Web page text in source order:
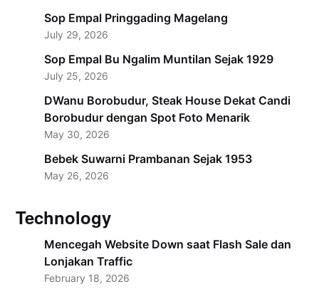
Sop Empal Pringgading Magelang
July 29, 2026
Sop Empal Bu Ngalim Muntilan Sejak 1929
July 25, 2026
DWanu Borobudur, Steak House Dekat Candi
Borobudur dengan Spot Foto Menarik
May 30, 2026
Bebek Suwarni Prambanan Sejak 1953
May 26, 2026
Technology
Mencegah Website Down saat Flash Sale dan
Lonjakan Traffic
February 18, 2026